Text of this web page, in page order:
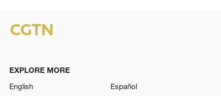
EXPLORE MORE
English
Español